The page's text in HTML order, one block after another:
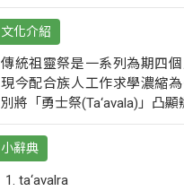
文化介紹
傳統祖靈祭是一系列為期四個
現今配合族人工作求學濃縮
別將「勇士祭(Ta‘avala)」凸顯
小辭典
ta‘avalra